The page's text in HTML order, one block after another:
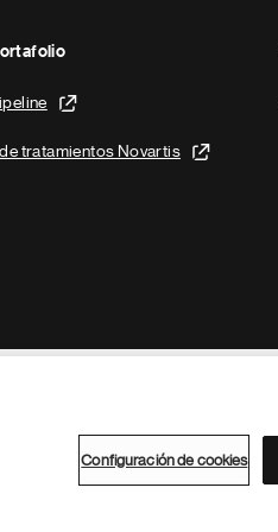
tratamientos Novartis
Search
Configuración de cookies